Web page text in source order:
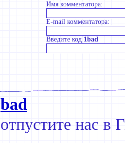
Имя комментатора:
E-mail комментатора:
Введите код 1bad
bad
отпустите нас в